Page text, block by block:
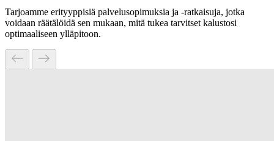
Tarjoamme erityyppisiä palvelusopimuksia ja -ratkaisuja, jotka
voidaan räätälöidä sen mukaan, mitä tukea tarvitset kalustosi
optimaaliseen ylläpitoon.